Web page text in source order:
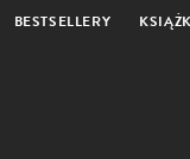
BESTSELLERY